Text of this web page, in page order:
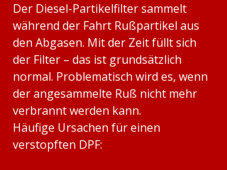
Der Diesel-Partikelfilter sammelt
während der Fahrt Rußpartikel aus
den Abgasen. Mit der Zeit füllt sich
der Filter – das ist grundsätzlich
normal. Problematisch wird es, wenn
der angesammelte Ruß nicht mehr
verbrannt werden kann.
Häufige Ursachen für einen
verstopften DPF: